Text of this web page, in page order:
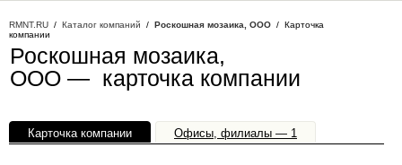
RMNT.RU / Каталог компаний / Роскошная мозаика, ООО / Карточка
компании
Роскошная мозаика,
ООО — карточка компании
Карточка компании Офисы, филиалы — 1